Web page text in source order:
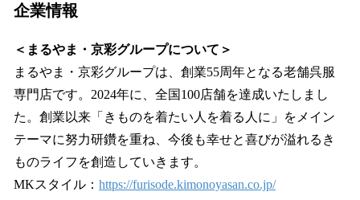
企業情報
＜まるやま・京彩グループについて＞
まるやま・京彩グループは、創業55周年となる老舗呉服
専門店です。2024年に、全国100店舗を達成いたしまし
た。創業以来「きものを着たい人を着る人に」をメイン
テーマに努力研鑽を重ね、今後も幸せと喜びが溢れるき
ものライフを創造していきます。
MKスタイル： https://furisode.kimonoyasan.co.jp/